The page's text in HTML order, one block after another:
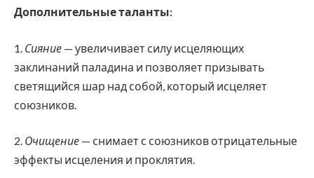
Дополнительные таланты:
1. Сияние — увеличивает силу исцеляющих
заклинаний паладина и позволяет призывать
светящийся шар над собой, который исцеляет
союзников.
2. Очищение — снимает с союзников отрицательные
эффекты исцеления и проклятия.